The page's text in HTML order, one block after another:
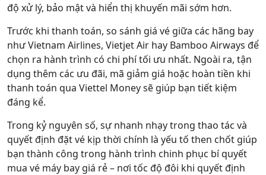
độ xử lý, bảo mật và hiển thị khuyến mãi sớm hơn.
Trước khi thanh toán, so sánh giá vé giữa các hãng bay
như Vietnam Airlines, Vietjet Air hay Bamboo Airways để
chọn ra hành trình có chi phí tối ưu nhất. Ngoài ra, tận
dụng thêm các ưu đãi, mã giảm giá hoặc hoàn tiền khi
thanh toán qua Viettel Money sẽ giúp bạn tiết kiệm
đáng kể.
Trong kỷ nguyên số, sự nhanh nhạy trong thao tác và
quyết định đặt vé kịp thời chính là yếu tố then chốt giúp
bạn thành công trong hành trình chinh phục bí quyết
mua vé máy bay giá rẻ – nơi tốc độ đôi khi quyết định